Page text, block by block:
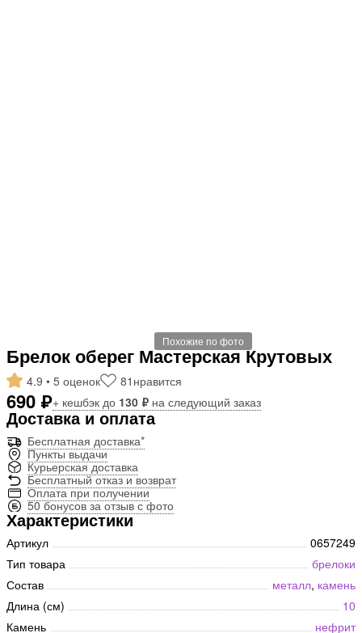
Похожие по фото
Брелок оберег Мастерская Крутовых
4.9 • 5 оценок 81 нравится
690 ₽+ кешбэк до 130 ₽ на следующий заказ
Доставка и оплата
Бесплатная доставка*
Пункты выдачи
Курьерская доставка
Бесплатный отказ и возврат
Оплата при получении
50 бонусов за отзыв с фото
Характеристики
Артикул
0657249
Тип товара
брелоки
Состав
металл, камень
Длина (см)
10
Камень
нефрит